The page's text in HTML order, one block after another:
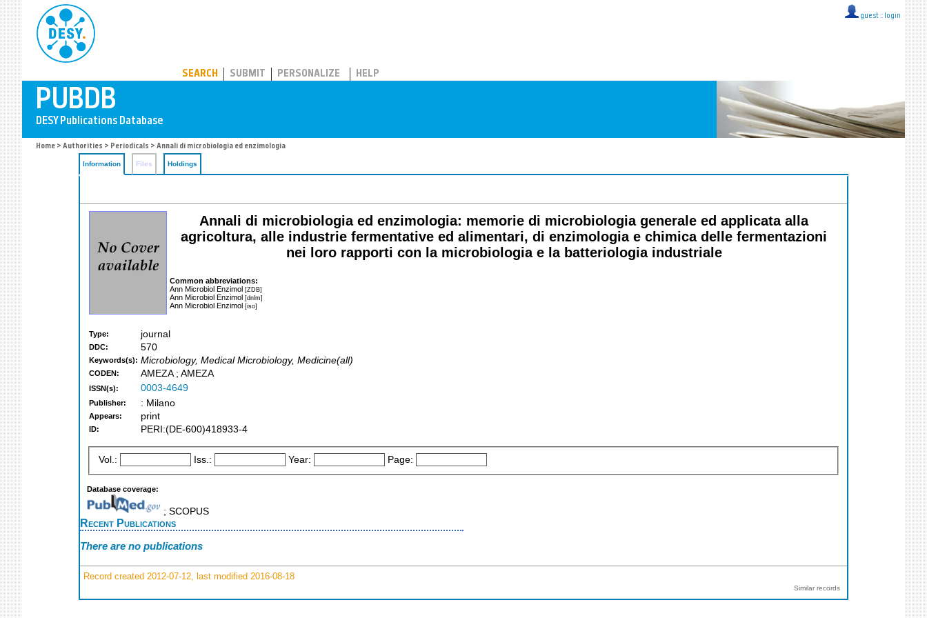
guest :: login
SEARCH SUBMIT PERSONALIZE HELP
Home > Authorities > Periodicals > Annali di microbiologia ed enzimologia
Information Files Holdings
Annali di microbiologia ed enzimologia: memorie di microbiologia generale ed applicata alla
agricoltura, alle industrie fermentative ed alimentari, di enzimologia e chimica delle fermentazioni
nei loro rapporti con la microbiologia e la batteriologia industriale
Common abbreviations:
Ann Microbiol Enzimol [ZDB]
Ann Microbiol Enzimol [dnlm]
Ann Microbiol Enzimol [iso]
Type: journal
DDC: 570
Keywords(s): Microbiology, Medical Microbiology, Medicine(all)
CODEN: AMEZA ; AMEZA
ISSN(s): 0003-4649
Publisher: : Milano
Appears: print
ID: PERI:(DE-600)418933-4
Vol.: Iss.: Year: Page:
Database coverage:
; SCOPUS
Recent Publications
There are no publications
Record created 2012-07-12, last modified 2016-08-18
Similar records